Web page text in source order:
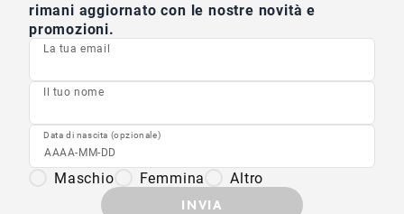
rimani aggiornato con le nostre novità e
promozioni.
La tua email
Il tuo nome
Data di nascita (opzionale)
Maschio Femmina Altro
INVIA